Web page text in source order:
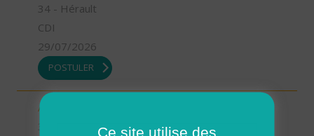
34 - Hérault
CDI
29/07/2026
POSTULER
Auxiliaire de vie LIGNAN (H/F)
Ce site utilise des